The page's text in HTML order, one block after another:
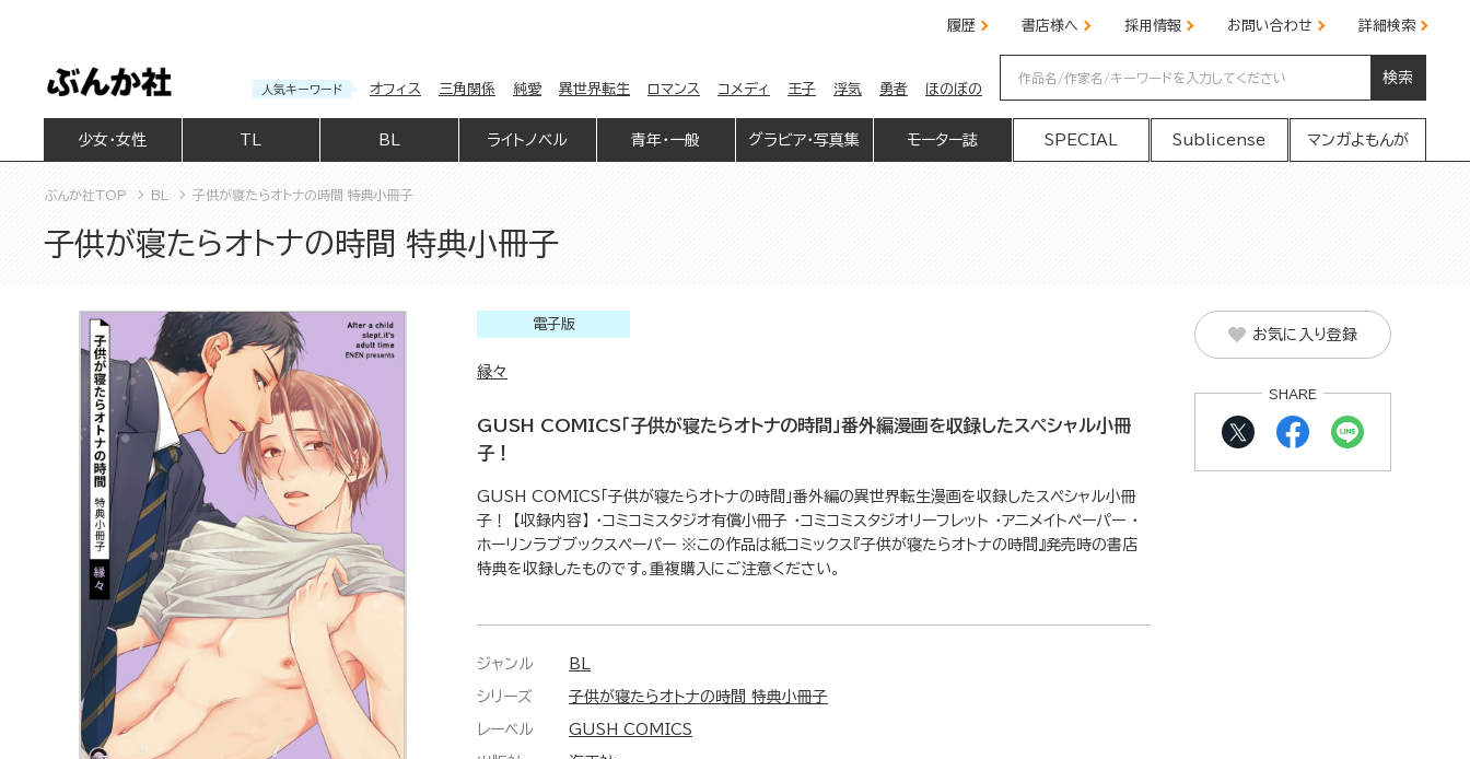
履歴 書店様へ 採用情報 お問い合わせ 詳細検索
人気キーワード オフィス 三角関係 純愛 異世界転生 ロマンス コメディ 王子 浮気 勇者 ほのぼの
検索
少女・女性 BL ライトノベル 青年・一般 グラビア・写真集 モーター誌 SPECIAL Sublicense マンガよもんが
ぶんか社TOP BL 子供が寝たらオトナの時間 特典小冊子
子供が寝たらオトナの時間 特典小冊子
電子版
縁々
GUSH COMICS「子供が寝たらオトナの時間」番外編漫画を収録したスペシャル小冊
子！
GUSH COMICS「子供が寝たらオトナの時間」番外編の異世界転生漫画を収録したスペシャル小冊
子！ 【収録内容】 ・コミコミスタジオ有償小冊子 ・コミコミスタジオリーフレット ・アニメイトペーパー ・
ホーリンラブブックスペーパー ※この作品は紙コミックス『子供が寝たらオトナの時間』発売時の書店
特典を収録したものです。重複購入にご注意ください。
ジャンル BL
シリーズ 子供が寝たらオトナの時間 特典小冊子
レーベル GUSH COMICS
お気に入り登録
SHARE